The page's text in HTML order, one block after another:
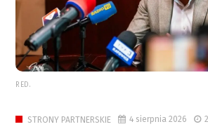
RED.
STRONY PARTNERSKIE 4 sierpnia 2026